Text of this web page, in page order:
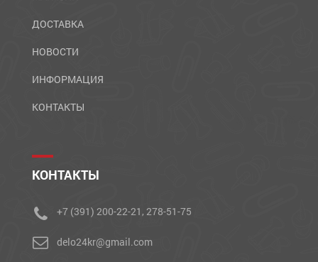
ДОСТАВКА
НОВОСТИ
ИНФОРМАЦИЯ
КОНТАКТЫ
КОНТАКТЫ
+7 (391) 200-22-21, 278-51-75
delo24kr@gmail.com